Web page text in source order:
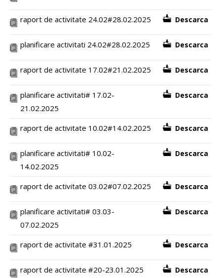
raport de activitate 24.02#28.02.2025 Descarca
planificare activitati 24.02#28.02.2025 Descarca
raport de activitate 17.02#21.02.2025 Descarca
planificare activitati# 17.02-
21.02.2025
Descarca
raport de activitate 10.02#14.02.2025 Descarca
planificare activitati# 10.02-
14.02.2025
Descarca
raport de activitate 03.02#07.02.2025 Descarca
planificare activitati# 03.03-
07.02.2025
Descarca
raport de activitate #31.01.2025 Descarca
raport de activitate #20-23.01.2025 Descarca